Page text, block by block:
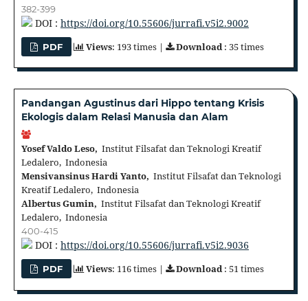
382-399
DOI : https://doi.org/10.55606/jurrafi.v5i2.9002
PDF Views: 193 times | Download: 35 times
Pandangan Agustinus dari Hippo tentang Krisis
Ekologis dalam Relasi Manusia dan Alam
Yosef Valdo Leso, Institut Filsafat dan Teknologi Kreatif
Ledalero, Indonesia
Mensivansinus Hardi Yanto, Institut Filsafat dan Teknologi
Kreatif Ledalero, Indonesia
Albertus Gumin, Institut Filsafat dan Teknologi Kreatif
Ledalero, Indonesia
400-415
DOI : https://doi.org/10.55606/jurrafi.v5i2.9036
PDF Views: 116 times | Download: 51 times